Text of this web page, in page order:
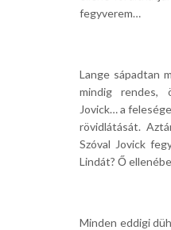
fegyverem…
Lange sápadtan
mindig rendes,
Jovick… a
rövidlátását.
Szóval Jovick
Lindát? Ő
Minden eddigi